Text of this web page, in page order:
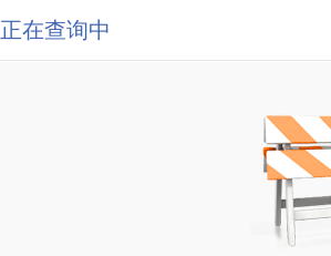
正在查询中